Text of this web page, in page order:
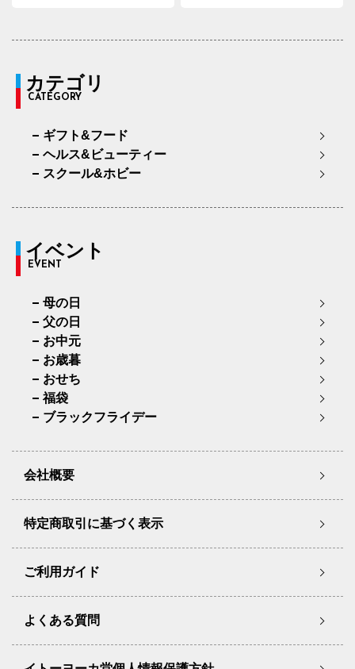
カテゴリ
CATEGORY
ギフト&フード
ヘルス&ビューティー
スクール&ホビー
イベント
EVENT
母の日
父の日
お中元
お歳暮
おせち
福袋
ブラックフライデー
会社概要
特定商取引に基づく表示
ご利用ガイド
よくある質問